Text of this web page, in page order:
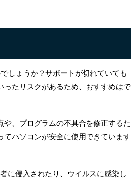
しょうか？サポートが切れていても
ったリスクがあるため、おすすめはで
、プログラムの不具合を修正するた
パソコンが安全に使用できています
に侵入されたり、ウイルスに感染し